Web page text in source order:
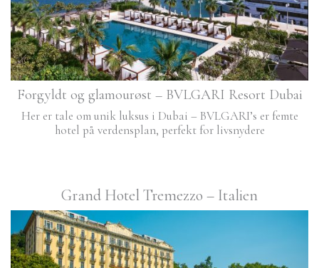
Forgyldt og glamourøst – BVLGARI Resort Dubai
Her er tale om unik luksus i Dubai – BVLGARI’s er femte
hotel på verdensplan, perfekt for livsnydere
Grand Hotel Tremezzo – Italien